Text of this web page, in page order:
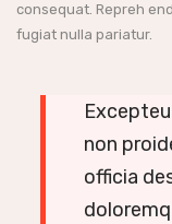
consequat. Repreh
fugiat nulla pariatur.
non
officia